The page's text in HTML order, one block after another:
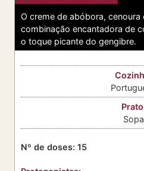
O creme de abóbora, cenoura
combinação encantadora de
o toque picante do gengibre.
Sopa
Nº de doses: 15